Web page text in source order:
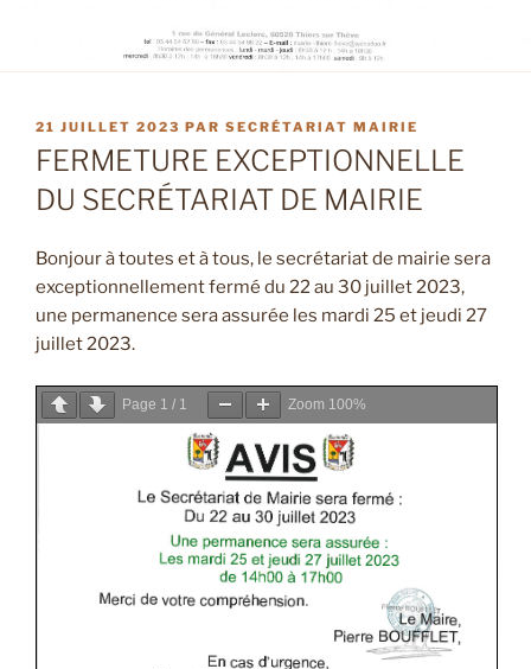
PUBLIÉ
LE
21 JUILLET 2023 PAR SECRÉTARIAT MAIRIE
FERMETURE EXCEPTIONNELLE
DU SECRÉTARIAT DE MAIRIE
Bonjour à toutes et à tous, le secrétariat de mairie sera
exceptionnellement fermé du 22 au 30 juillet 2023,
une permanence sera assurée les mardi 25 et jeudi 27
juillet 2023.
Page 1 / 1 Zoom 100%